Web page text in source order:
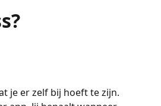
je er zelf bij hoeft te zijn.